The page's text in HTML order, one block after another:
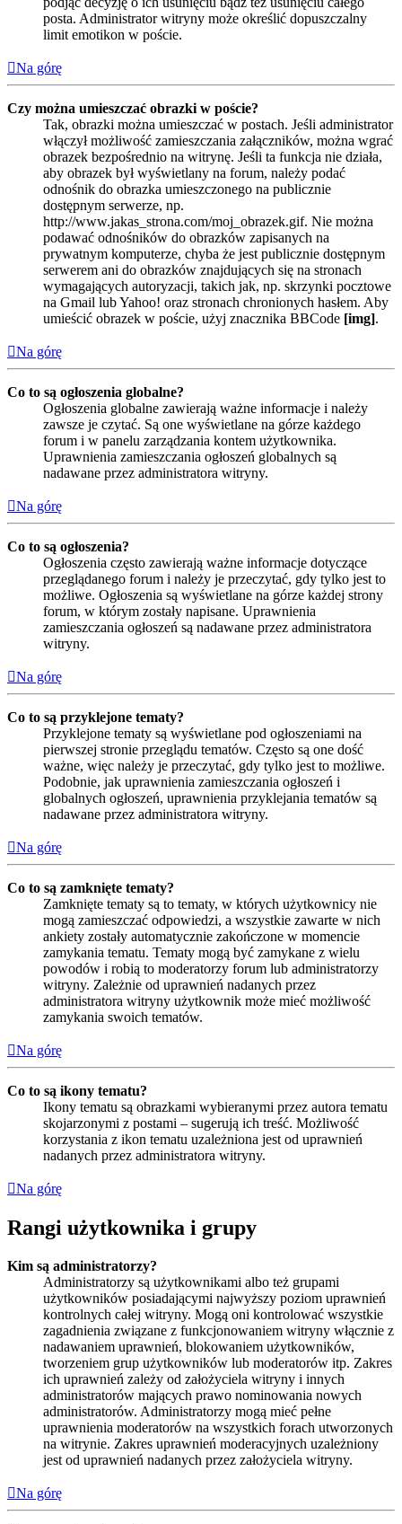
posta. Administrator witryny może określić dopuszczalny
limit emotikon w poście.
Na górę
Czy można umieszczać obrazki w poście?
Tak, obrazki można umieszczać w postach. Jeśli administrator
włączył możliwość zamieszczania załączników, można wgrać
obrazek bezpośrednio na witrynę. Jeśli ta funkcja nie działa,
aby obrazek był wyświetlany na forum, należy podać
odnośnik do obrazka umieszczonego na publicznie
dostępnym serwerze, np.
http://www.jakas_strona.com/moj_obrazek.gif. Nie można
podawać odnośników do obrazków zapisanych na
prywatnym komputerze, chyba że jest publicznie dostępnym
serwerem ani do obrazków znajdujących się na stronach
wymagających autoryzacji, takich jak, np. skrzynki pocztowe
na Gmail lub Yahoo! oraz stronach chronionych hasłem. Aby
umieścić obrazek w poście, użyj znacznika BBCode [img].
Na górę
Co to są ogłoszenia globalne?
Ogłoszenia globalne zawierają ważne informacje i należy
zawsze je czytać. Są one wyświetlane na górze każdego
forum i w panelu zarządzania kontem użytkownika.
Uprawnienia zamieszczania ogłoszeń globalnych są
nadawane przez administratora witryny.
Na górę
Co to są ogłoszenia?
Ogłoszenia często zawierają ważne informacje dotyczące
przeglądanego forum i należy je przeczytać, gdy tylko jest to
możliwe. Ogłoszenia są wyświetlane na górze każdej strony
forum, w którym zostały napisane. Uprawnienia
zamieszczania ogłoszeń są nadawane przez administratora
witryny.
Na górę
Co to są przyklejone tematy?
Przyklejone tematy są wyświetlane pod ogłoszeniami na
pierwszej stronie przeglądu tematów. Często są one dość
ważne, więc należy je przeczytać, gdy tylko jest to możliwe.
Podobnie, jak uprawnienia zamieszczania ogłoszeń i
globalnych ogłoszeń, uprawnienia przyklejania tematów są
nadawane przez administratora witryny.
Na górę
Co to są zamknięte tematy?
Zamknięte tematy są to tematy, w których użytkownicy nie
mogą zamieszczać odpowiedzi, a wszystkie zawarte w nich
ankiety zostały automatycznie zakończone w momencie
zamykania tematu. Tematy mogą być zamykane z wielu
powodów i robią to moderatorzy forum lub administratorzy
witryny. Zależnie od uprawnień nadanych przez
administratora witryny użytkownik może mieć możliwość
zamykania swoich tematów.
Na górę
Co to są ikony tematu?
Ikony tematu są obrazkami wybieranymi przez autora tematu
skojarzonymi z postami – sugerują ich treść. Możliwość
korzystania z ikon tematu uzależniona jest od uprawnień
nadanych przez administratora witryny.
Na górę
Rangi użytkownika i grupy
Kim są administratorzy?
Administratorzy są użytkownikami albo też grupami
użytkowników posiadającymi najwyższy poziom uprawnień
kontrolnych całej witryny. Mogą oni kontrolować wszystkie
zagadnienia związane z funkcjonowaniem witryny włącznie z
nadawaniem uprawnień, blokowaniem użytkowników,
tworzeniem grup użytkowników lub moderatorów itp. Zakres
ich uprawnień zależy od założyciela witryny i innych
administratorów mających prawo nominowania nowych
administratorów. Administratorzy mogą mieć pełne
uprawnienia moderatorów na wszystkich forach utworzonych
na witrynie. Zakres uprawnień moderacyjnych uzależniony
jest od uprawnień nadanych przez założyciela witryny.
Na górę